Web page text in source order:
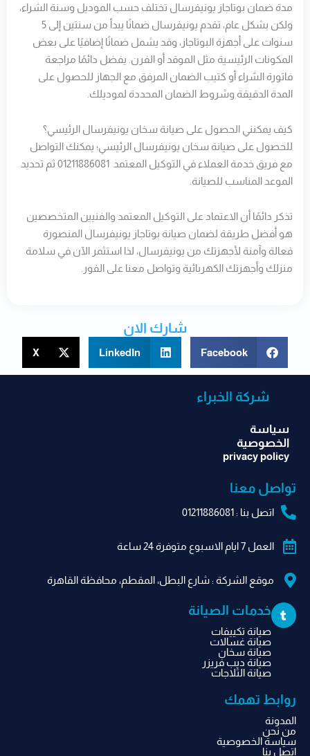
مدة ضمان بوتاجاز يونيفرسال تختلف حسب الموديل وسنة الشراء،
ولكن بشكل عام، تقدم يونيفرسال ضمانًا يبدأ من سنتين إلى 5
سنوات على أجهزة البوتاجاز، وقد يشمل ضمانًا إضافيًا على بعض
المكونات الرئيسية مثل الموقد أو الفرن. يفضل دائمًا مراجعة
فاتورة الشراء أو كتيب الضمان المرفق مع الجهاز للحصول على
المدة الدقيقة وشروط الضمان المحددة لموديلك.
كيف يمكنني الحصول على صيانة سخان يونيفرسال الرئيسي؟
للحصول على صيانة سخان يونيفرسال الرئيسي؛ يمكنك التواصل
مع فريق خدمة العملاء في التوكيل المعتمد 01211886081 ثم تحديد
الموعد المناسب للصيانة.
تذكر دائمًا أن الاعتماد على التوكيل المعتمد والفنيين المتخصصين
هو أفضل طريقة لضمان صيانة بوتاجاز يونيفرسال المنصورة
فعالة وآمنة لأجهزتك من يونيفرسال، لذا استثمر الآن في سلامة
منزلك وأجهزتك الكهربائية وتواصل معنا على الفور.
شارك الان
Facebook
LinkedIn
X
شركة الخبراء
سياسة
الخصوصية
privacy policy
تواصل معنا
اتصل بنا : 01211886081
العمل 7 ايام الاسبوع متوفرة 24 ساعة
موقع الشركة​ : شارع البطل، المقطم، محافظة القاهرة‬
T
u
m
خدمات الصيانة
صيانة تكييفات
صيانة غسالات
صيانة سخان
صيانة ديب فريزر
صيانة الثلاجات
روابط تهمك
المدونة
من نحن
سياسة الخصوصية
اتصل بنا